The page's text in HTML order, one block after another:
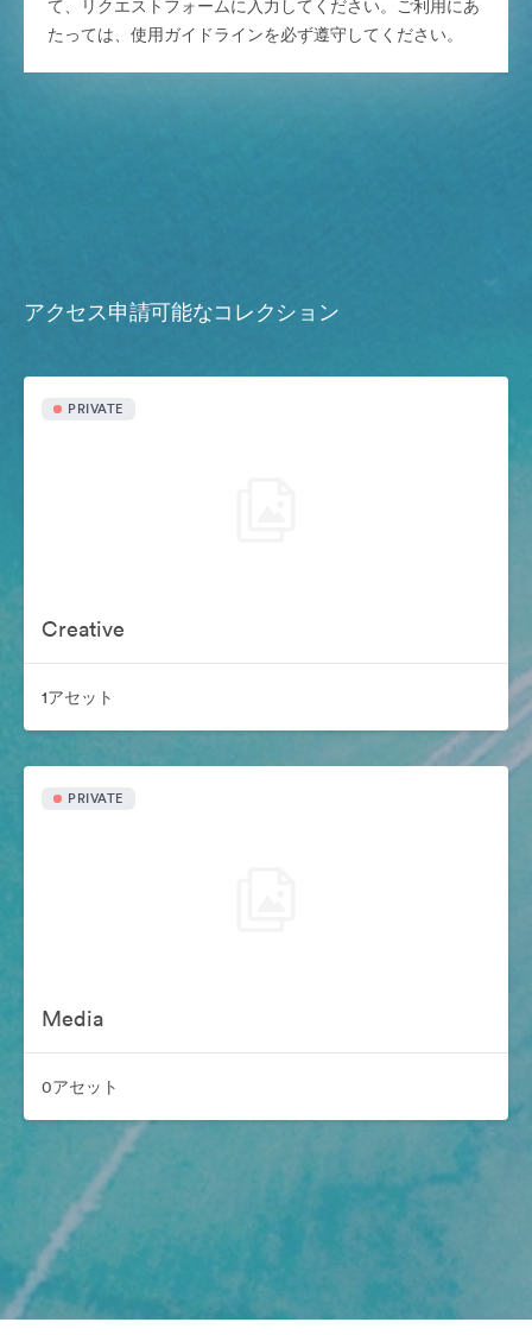
て、リクエストフォームに入力してください。ご利用にあ
たっては、使用ガイドラインを必ず遵守してください。
アクセス申請可能なコレクション
PRIVATE
Creative
1アセット
PRIVATE
Media
0アセット